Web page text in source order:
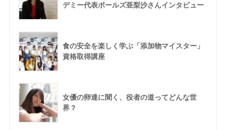
デミー代表ポールズ亜梨沙さんインタビュー
食の安全を楽しく学ぶ「添加物マイスター」
資格取得講座
女優の卵達に聞く、役者の道ってどんな世
界？